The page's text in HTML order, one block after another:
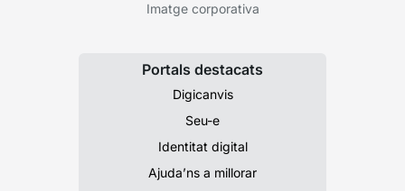
Imatge corporativa
Portals destacats
Digicanvis
Seu-e
Identitat digital
Ajuda’ns a millorar